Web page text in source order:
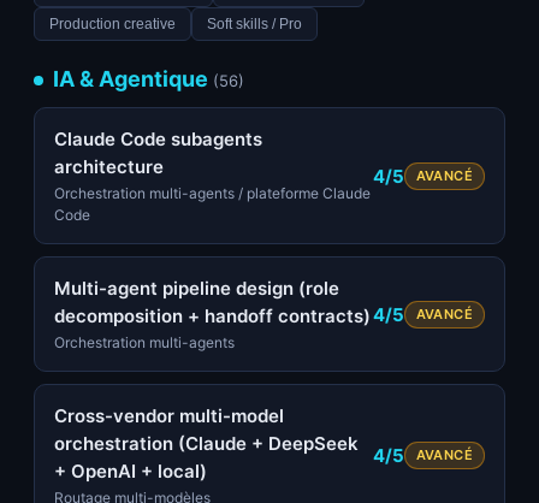
Production creative
Soft skills / Pro
IA & Agentique (56)
Claude Code subagents
architecture
Orchestration multi-agents / plateforme Claude
Code
4/5 AVANCÉ
Multi-agent pipeline design (role
decomposition + handoff contracts)
Orchestration multi-agents
4/5 AVANCÉ
Cross-vendor multi-model
orchestration (Claude + DeepSeek
+ OpenAI + local)
Routage multi-modèles
4/5 AVANCÉ